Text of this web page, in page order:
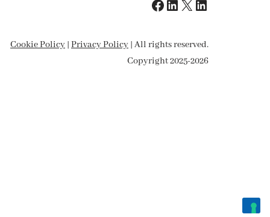
Cookie Policy | Privacy Policy | All rights reserved.
Copyright 2025-2026